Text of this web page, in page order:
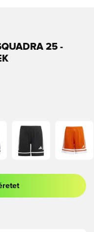
25 -
vagy a tagként való